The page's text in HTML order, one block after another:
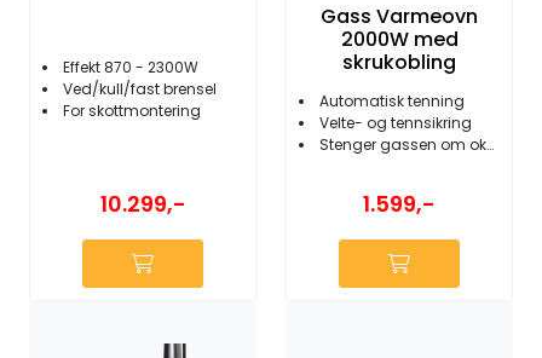
Effekt 870 - 2300W
Ved/kull/fast brensel
For skottmontering
10.299,-
Gass Varmeovn
2000W med
skrukobling
Automatisk tenning
Velte- og tennsikring
Stenger gassen om oksygennivået blir lavt
1.599,-